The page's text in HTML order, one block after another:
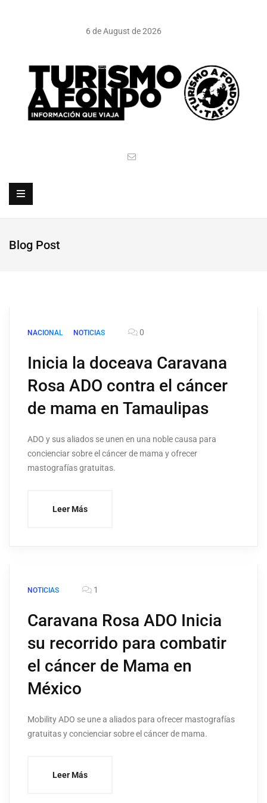
6 de August de 2026
Blog Post
NACIONAL NOTICIAS 0
Inicia la doceava Caravana
Rosa ADO contra el cáncer
de mama en Tamaulipas
ADO y sus aliados se unen en una noble causa para
concienciar sobre el cáncer de mama y ofrecer
mastografías gratuitas.
Leer Más
NOTICIAS 1
Caravana Rosa ADO Inicia
su recorrido para combatir
el cáncer de Mama en
México
Mobility ADO se une a aliados para ofrecer mastografías
gratuitas y concienciar sobre el cáncer de mama.
Leer Más